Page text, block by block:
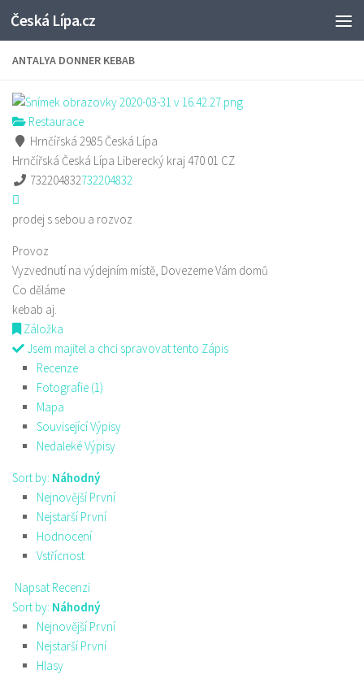
Skip to content
Česká Lípa.cz
ANTALYA DONNER KEBAB
Restaurace
Hrnčířská 2985 Česká Lípa
Hrnčířská Česká Lípa Liberecký kraj470 01 CZ
732204832732204832
prodej s sebou a rozvoz
Provoz
Vyzvednutí na výdejním místě, Dovezeme Vám domů
Co děláme
kebab aj.
Záložka
Jsem majitel a chci spravovat tento Zápis
Recenze
Fotografie (1)
Mapa
Související Výpisy
Nedaleké Výpisy
Sort by: Náhodný
Nejnovější První
Nejstarší První
Hodnocení
Vstřícnost
Napsat Recenzi
Sort by: Náhodný
Nejnovější První
Nejstarší První
Hlasy